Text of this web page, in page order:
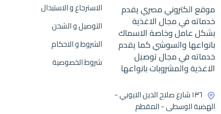
موقع الكتروني مصري يقدم
خدماته في مجال الاغذية
بشكل عامل وخاصة الاسماك
بانواعها والسوشي كما يقدم
خدماته في مجال توصيل
الاغذية والمشروبات بانواعها
١٣٦ شارع صلاح الدين الايوبي -
الهضبة الوسطى - المقطم
الاسترجاع و الاستبدال
التوصيل و الشحن
الشروط و الاحكام
شروط الخصوصية